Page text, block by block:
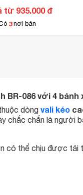
từ 935.000 đ
3 nơi bán
BR-086 với 4 bánh
dòng vali kéo
chắc chắn là người
có thể chịu được tải